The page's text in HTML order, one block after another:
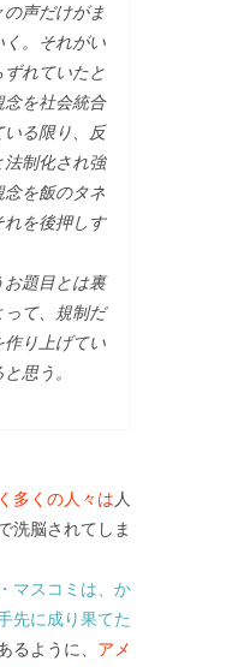
声だけがま
く。それがい
れていたと
念を社会統合
いる限り、反
制化され強
を飯のタネ
れを後押しす
お題目とは裏
って、規制だ
作り上げてい
思う。
多くの人々は 人
洗脳されてしま
マスコミは、か
先に成り果てた
るように、 アメ